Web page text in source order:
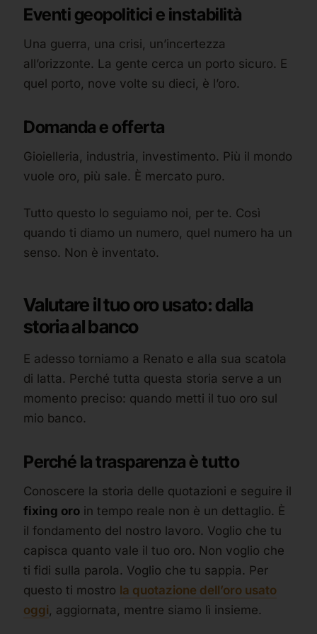
Eventi geopolitici e instabilità
Una guerra, una crisi, un’incertezza
all’orizzonte. La gente cerca un porto sicuro. E
quel porto, nove volte su dieci, è l’oro.
Domanda e offerta
Gioielleria, industria, investimento. Più il mondo
vuole oro, più sale. È mercato puro.
Tutto questo lo seguiamo noi, per te. Così
quando ti diamo un numero, quel numero ha un
senso. Non è inventato.
Valutare il tuo oro usato: dalla
storia al banco
E adesso torniamo a Renato e alla sua scatola
di latta. Perché tutta questa storia serve a un
momento preciso: quando metti il tuo oro sul
mio banco.
Perché la trasparenza è tutto
Conoscere la storia delle quotazioni e seguire il
fixing oro in tempo reale non è un dettaglio. È
il fondamento del nostro lavoro. Voglio che tu
capisca quanto vale il tuo oro. Non voglio che
ti fidi sulla parola. Voglio che tu sappia. Per
questo ti mostro la quotazione dell’oro usato
oggi, aggiornata, mentre siamo lì insieme.